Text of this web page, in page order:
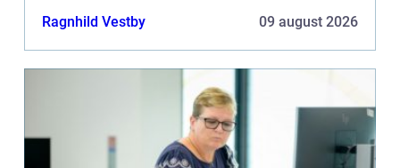
Ragnhild Vestby 09 august 2026